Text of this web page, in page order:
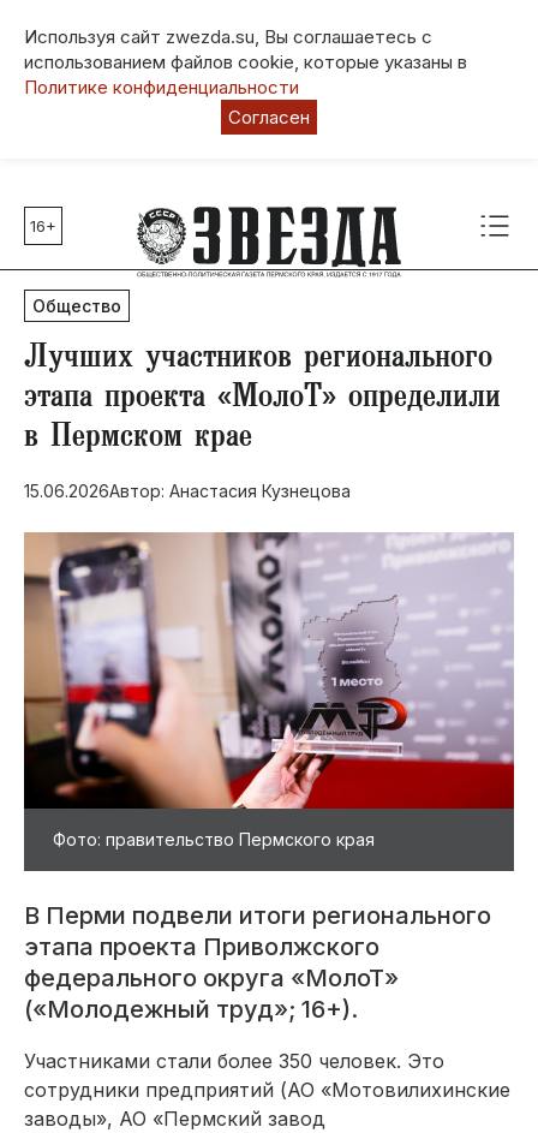
Используя сайт zwezda.su, Вы соглашаетесь с
использованием файлов cookie, которые указаны в
Политике конфиденциальности
Согласен
Главные темы
80 лет Победы
Молодежная столица РФ
СВО
Выборы в Пермском крае
Социальная поддержка
Инфраструктура
Благоустройство
16+
Общество
​Лучших участников регионального
этапа проекта «МолоТ» определили
в Пермском крае
15.06.2026Автор: Анастасия Кузнецова
Фото: правительство Пермского края
В Перми подвели итоги регионального
этапа проекта Приволжского
федерального округа «МолоТ»
(«Молодежный труд»; 16+).
Участниками стали более 350 человек. Это
сотрудники предприятий (АО «Мотовилихинские
заводы», АО «Пермский завод